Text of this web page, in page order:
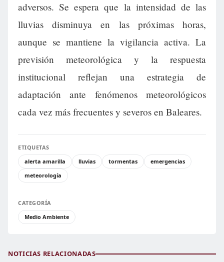
adversos. Se espera que la intensidad de las
lluvias disminuya en las próximas horas,
aunque se mantiene la vigilancia activa. La
previsión meteorológica y la respuesta
institucional reflejan una estrategia de
adaptación ante fenómenos meteorológicos
cada vez más frecuentes y severos en Baleares.
ETIQUETAS
alerta amarilla
lluvias tormentas
emergencias
meteorología
CATEGORÍA
Medio Ambiente
NOTICIAS RELACIONADAS